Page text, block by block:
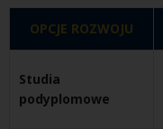
OPCJE ROZWOJU
Studia
podyplomowe